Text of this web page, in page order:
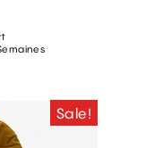
Sale!